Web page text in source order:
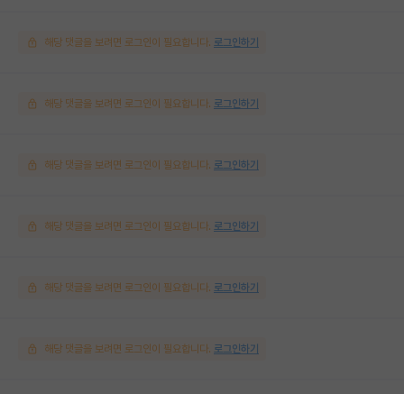
해당 댓글을 보려면 로그인이 필요합니다. 로그인하기
해당 댓글을 보려면 로그인이 필요합니다. 로그인하기
해당 댓글을 보려면 로그인이 필요합니다. 로그인하기
해당 댓글을 보려면 로그인이 필요합니다. 로그인하기
해당 댓글을 보려면 로그인이 필요합니다. 로그인하기
해당 댓글을 보려면 로그인이 필요합니다. 로그인하기